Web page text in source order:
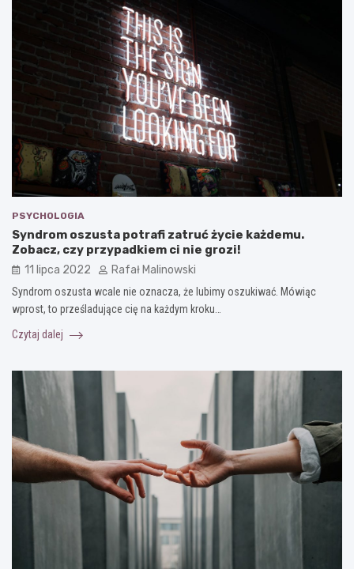
PSYCHOLOGIA
Syndrom oszusta potrafi zatruć życie każdemu.
Zobacz, czy przypadkiem ci nie grozi!
11 lipca 2022 Rafał Malinowski
Syndrom oszusta wcale nie oznacza, że lubimy oszukiwać. Mówiąc
wprost, to prześladujące cię na każdym kroku…
Czytaj dalej